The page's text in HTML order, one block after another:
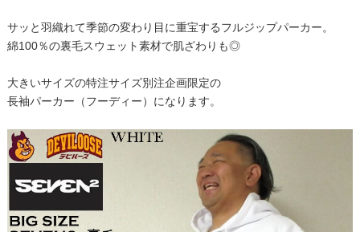
サッと羽織れて季節の変わり目に重宝するフルジップパーカー。
綿100％の裏毛スウェット素材で肌ざわりも◎
大きいサイズの特注サイズ別注企画限定の
長袖パーカー（フーディー）になります。